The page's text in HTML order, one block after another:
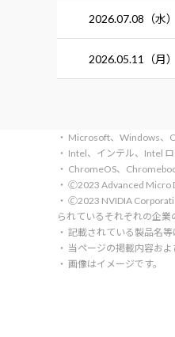
2026.07.08（水）
2026.05.11（月）
・ Microsoft、Windows、
・ Intel、インテル、Intel
・ ChromeOS、
・ 🄫2023 Advanced Micro
・ 🄫2023 NVIDIA
られているそれぞれの企業
・ 記載されている製品名
・ 当ページの掲載内容お
・ 画像はイメージです。